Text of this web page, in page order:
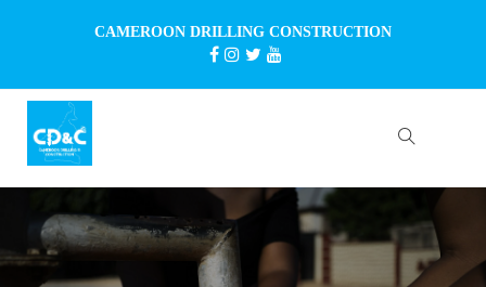
CAMEROON DRILLING CONSTRUCTION